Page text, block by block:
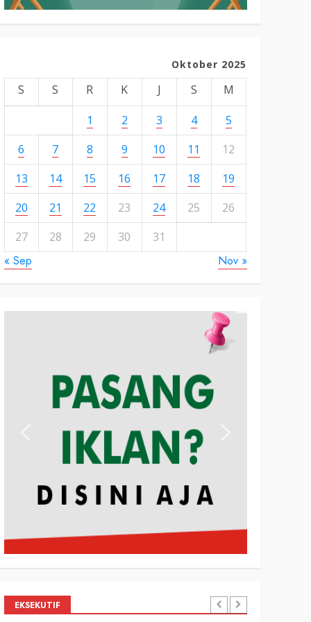
Oktober 2025
S S R K J S
M
1
2 3 4
5
6
7 8 9 10 11
12
13
14 15 16 17 18
19
20
21 22 23 24 25
26
27
28 29 30 31
« Sep Nov »
EKSEKUTIF